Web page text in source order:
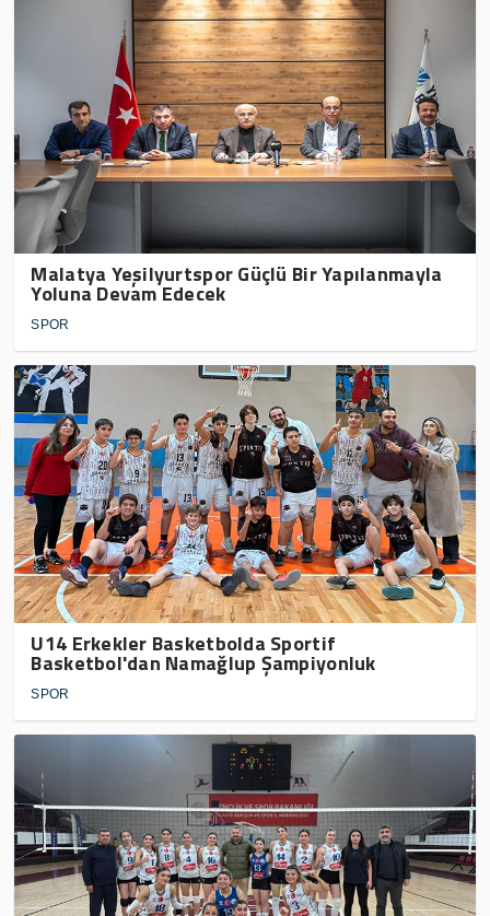
Malatya Yeşilyurtspor Güçlü Bir Yapılanmayla
Yoluna Devam Edecek
SPOR
U14 Erkekler Basketbolda Sportif
Basketbol'dan Namağlup Şampiyonluk
SPOR